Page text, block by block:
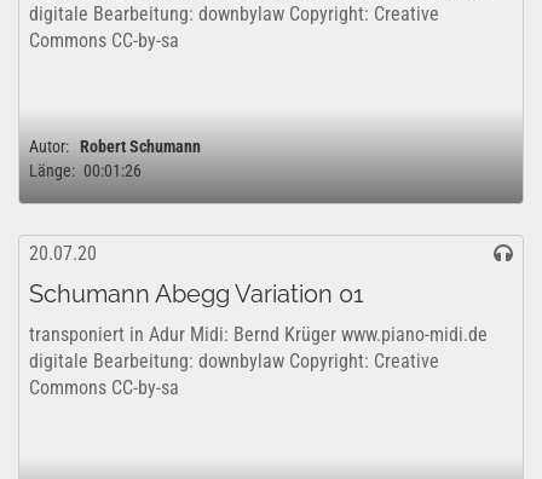
digitale Bearbeitung: downbylaw Copyright: Creative
Commons CC-by-sa
Autor: Robert Schumann
Länge: 00:01:26
20.07.20
Schumann Abegg Variation 01
transponiert in Adur Midi: Bernd Krüger www.piano-midi.de
digitale Bearbeitung: downbylaw Copyright: Creative
Commons CC-by-sa